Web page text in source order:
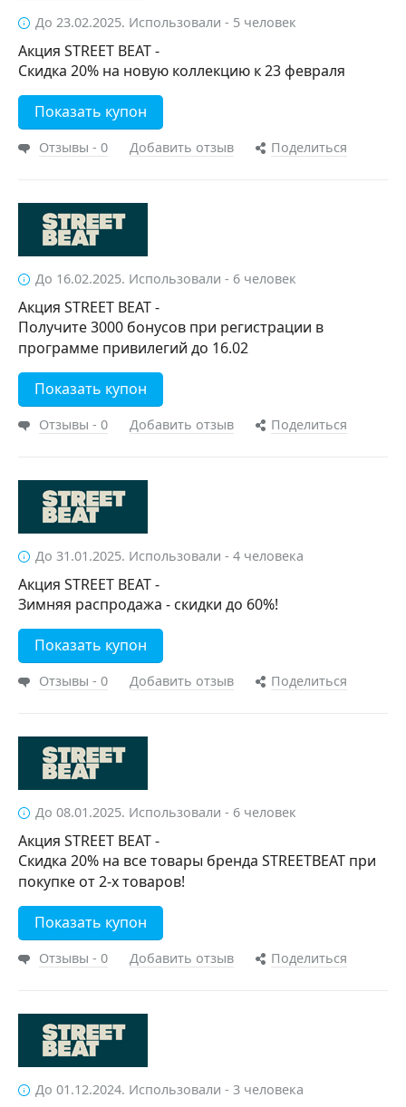
До 23.02.2025. Использовали - 5 человек
Акция STREET BEAT -
Cкидка 20% на новую коллекцию к 23 февраля
Показать купон
Отзывы - 0 Добавить отзыв Поделиться
До 16.02.2025. Использовали - 6 человек
Акция STREET BEAT -
Получите 3000 бонусов при регистрации в
программе привилегий до 16.02
Показать купон
Отзывы - 0 Добавить отзыв Поделиться
До 31.01.2025. Использовали - 4 человека
Акция STREET BEAT -
Зимняя распродажа - скидки до 60%!
Показать купон
Отзывы - 0 Добавить отзыв Поделиться
До 08.01.2025. Использовали - 6 человек
Акция STREET BEAT -
Скидка 20% на все товары бренда STREETBEAT при
покупке от 2-х товаров!
Показать купон
Отзывы - 0 Добавить отзыв Поделиться
До 01.12.2024. Использовали - 3 человека